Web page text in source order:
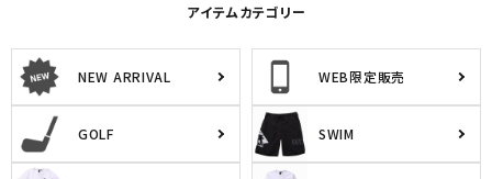
アイテムカテゴリー
NEW ARRIVAL WEB限定販売
GOLF SWIM